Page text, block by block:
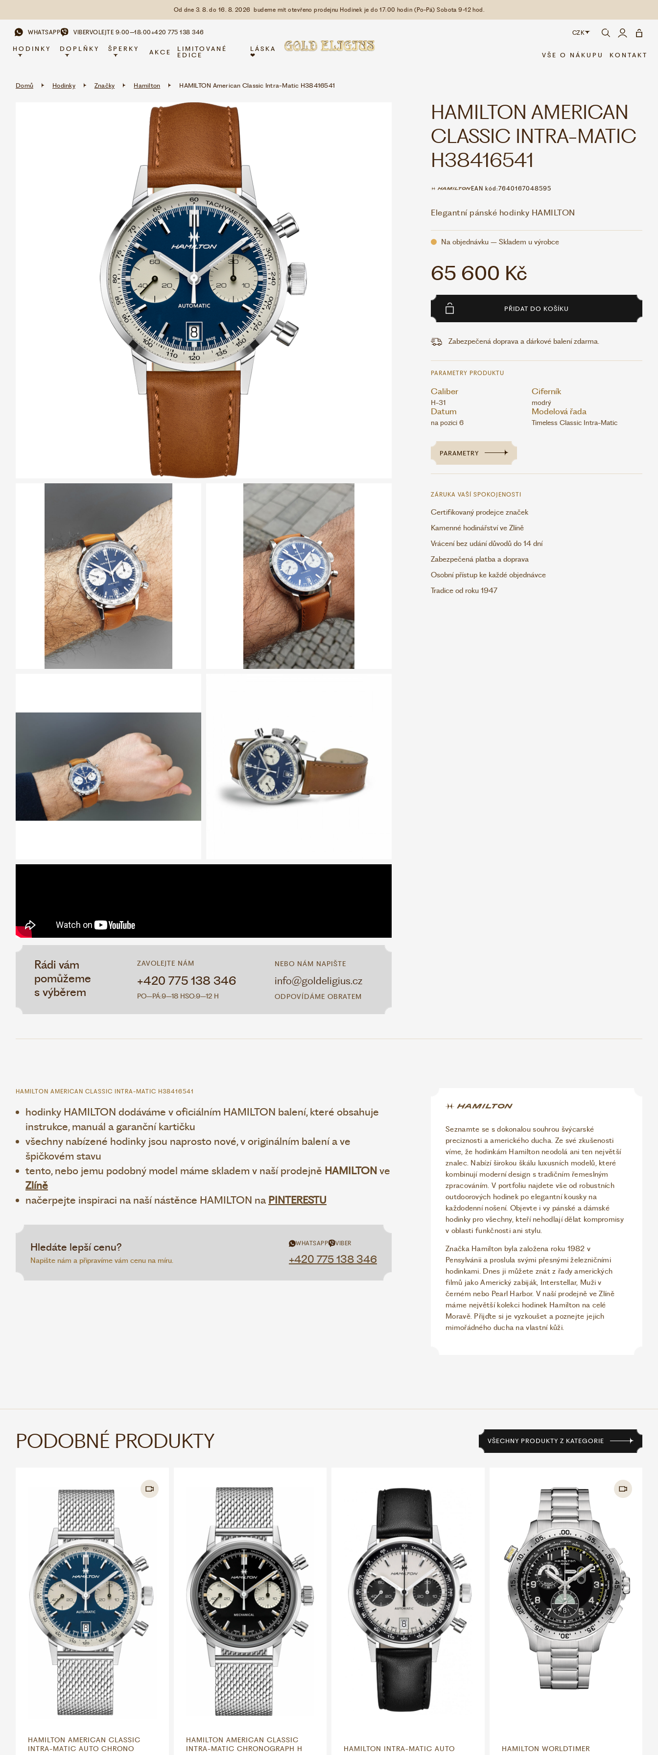
Od dne 3. 8. do 16. 8. 2026 budeme mít otevřeno prodejnu Hodinek je do 17:00 hodin (Po-Pá) Sobota 9-12 hod.
WHATSAPP VIBERVOLEJTE 9:00–18:00+420 775 138 346
HODINKY DOPLŇKY ŠPERKY AKCE
LIMITOVANÉ
EDICE
LÁSKA
❤
CZK
CZK
VŠE O NÁKUPU KONTAKT
Domů Hodinky Značky Hamilton HAMILTON American Classic Intra-Matic H38416541
Rádi vám
pomůžeme
s výběrem
ZAVOLEJTE NÁM
+420 775 138 346
PO–PÁ:9–18 HSO:9–12 H
NEBO NÁM NAPIŠTE
info@goldeligius.cz
ODPOVÍDÁME OBRATEM
HAMILTON AMERICAN
CLASSIC INTRA-MATIC
H38416541
EAN kód:7640167048595
Elegantní pánské hodinky HAMILTON
Na objednávku – Skladem u výrobce
65 600 Kč
PŘIDAT DO KOŠÍKU
Zabezpečená doprava a dárkové balení zdarma.
PARAMETRY PRODUKTU
Caliber
H-31
Ciferník
modrý
Datum
na pozici 6
Modelová řada
Timeless Classic Intra-Matic
PARAMETRY
ZÁRUKA VAŠÍ SPOKOJENOSTI
Certifikovaný prodejce značek
Kamenné hodinářství ve Zlíně
Vrácení bez udání důvodů do 14 dní
Zabezpečená platba a doprava
Osobní přístup ke každé objednávce
Tradice od roku 1947
HAMILTON AMERICAN CLASSIC INTRA-MATIC H38416541
hodinky HAMILTON dodáváme v oficiálním HAMILTON balení, které obsahuje
instrukce, manuál a garanční kartičku
všechny nabízené hodinky jsou naprosto nové, v originálním balení a ve
špičkovém stavu
tento, nebo jemu podobný model máme skladem v naší prodejně HAMILTON ve
Zlíně
načerpejte inspiraci na naší nástěnce HAMILTON na PINTERESTU
Hledáte lepší cenu?
Napište nám a připravíme vám cenu na míru.
WHATSAPP VIBER
+420 775 138 346
Seznamte se s dokonalou souhrou švýcarské
preciznosti a amerického ducha. Ze své zkušenosti
víme, že hodinkám Hamilton neodolá ani ten největší
znalec. Nabízí širokou škálu luxusních modelů, které
kombinují moderní design s tradičním řemeslným
zpracováním. V portfoliu najdete vše od robustních
outdoorových hodinek po elegantní kousky na
každodenní nošení. Objevte i vy pánské a dámské
hodinky pro všechny, kteří nehodlají dělat kompromisy
v oblasti funkčnosti ani stylu.
Značka Hamilton byla založena roku 1982 v
Pensylvánii a proslula svými přesnými železničními
hodinkami. Dnes ji můžete znát z řady amerických
filmů jako Americký zabiják, Interstellar, Muži v
černém nebo Pearl Harbor. V naší prodejně ve Zlíně
máme největší kolekci hodinek Hamilton na celé
Moravě. Přijďte si je vyzkoušet a poznejte jejich
mimořádného ducha na vlastní kůži.
PODOBNÉ PRODUKTY VŠECHNY PRODUKTY Z KATEGORIE
HAMILTON AMERICAN CLASSIC
INTRA-MATIC AUTO CHRONO
HAMILTON AMERICAN CLASSIC
INTRA-MATIC CHRONOGRAPH H
HAMILTON INTRA-MATIC AUTO
HAMILTON WORLDTIMER